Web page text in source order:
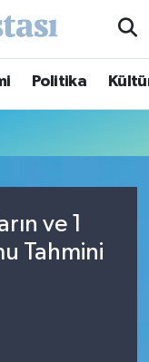
Politika
ve 1
Tahmini